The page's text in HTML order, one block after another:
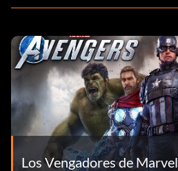
Los Vengadores de Marvel